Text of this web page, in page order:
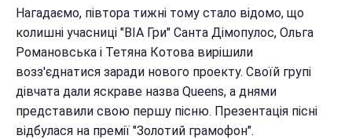
Нагадаємо, півтора тижні тому стало відомо, що
колишні учасниці "ВІА Гри" Санта Дімопулос, Ольга
Романовська і Тетяна Котова вирішили
возз'єднатися заради нового проекту. Своїй групі
дівчата дали яскраве назва Queens, а днями
представили свою першу пісню. Презентація пісні
відбулася на премії "Золотий грамофон".